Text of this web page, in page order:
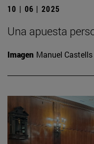
10 | 06 | 2025
Una apuesta
Imagen Manuel Castells